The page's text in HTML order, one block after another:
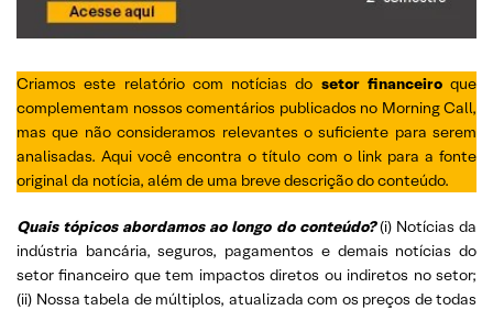
Criamos este relatório com notícias do setor financeiroque
complementam nossos comentários publicados no Morning Call,
mas que não consideramos relevantes o suficiente para serem
analisadas. Aqui você encontra o título com o link para a fonte
original da notícia, além de uma breve descrição do conteúdo.
Quais tópicos abordamos ao longo do conteúdo? (i) Notícias da
indústria bancária, seguros, pagamentos e demais notícias do
setor financeiro que tem impactos diretos ou indiretos no setor;
(ii) Nossa tabela de múltiplos, atualizada com os preços de todas